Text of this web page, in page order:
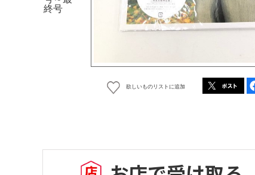
欲しいものリストに追加